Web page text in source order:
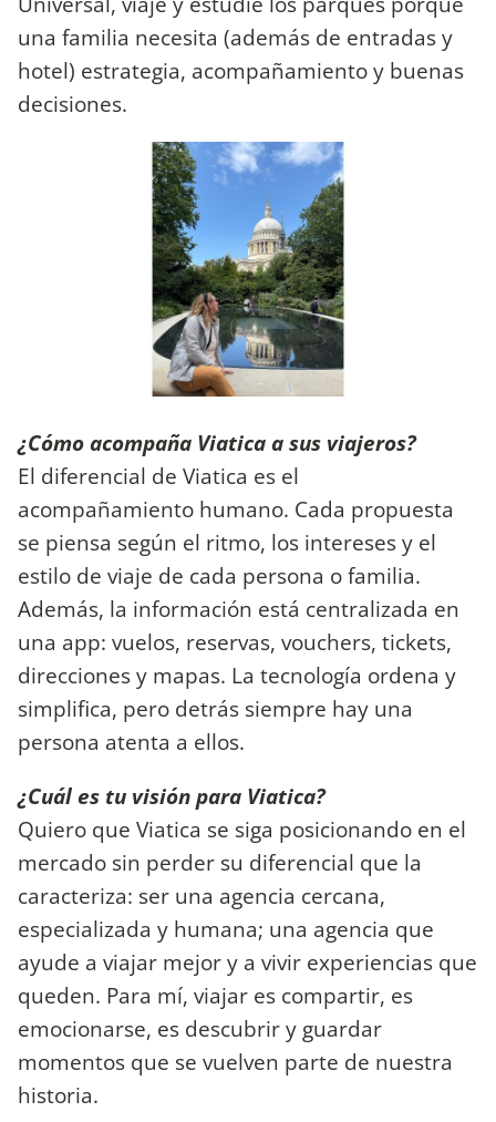
una familia necesita (además de entradas y
hotel) estrategia, acompañamiento y buenas
decisiones.
¿Cómo acompaña Viatica a sus viajeros?
El diferencial de Viatica es el
acompañamiento humano. Cada propuesta
se piensa según el ritmo, los intereses y el
estilo de viaje de cada persona o familia.
Además, la información está centralizada en
una app: vuelos, reservas, vouchers, tickets,
direcciones y mapas. La tecnología ordena y
simplifica, pero detrás siempre hay una
persona atenta a ellos.
¿Cuál es tu visión para Viatica?
Quiero que Viatica se siga posicionando en el
mercado sin perder su diferencial que la
caracteriza: ser una agencia cercana,
especializada y humana; una agencia que
ayude a viajar mejor y a vivir experiencias que
queden. Para mí, viajar es compartir, es
emocionarse, es descubrir y guardar
momentos que se vuelven parte de nuestra
historia.